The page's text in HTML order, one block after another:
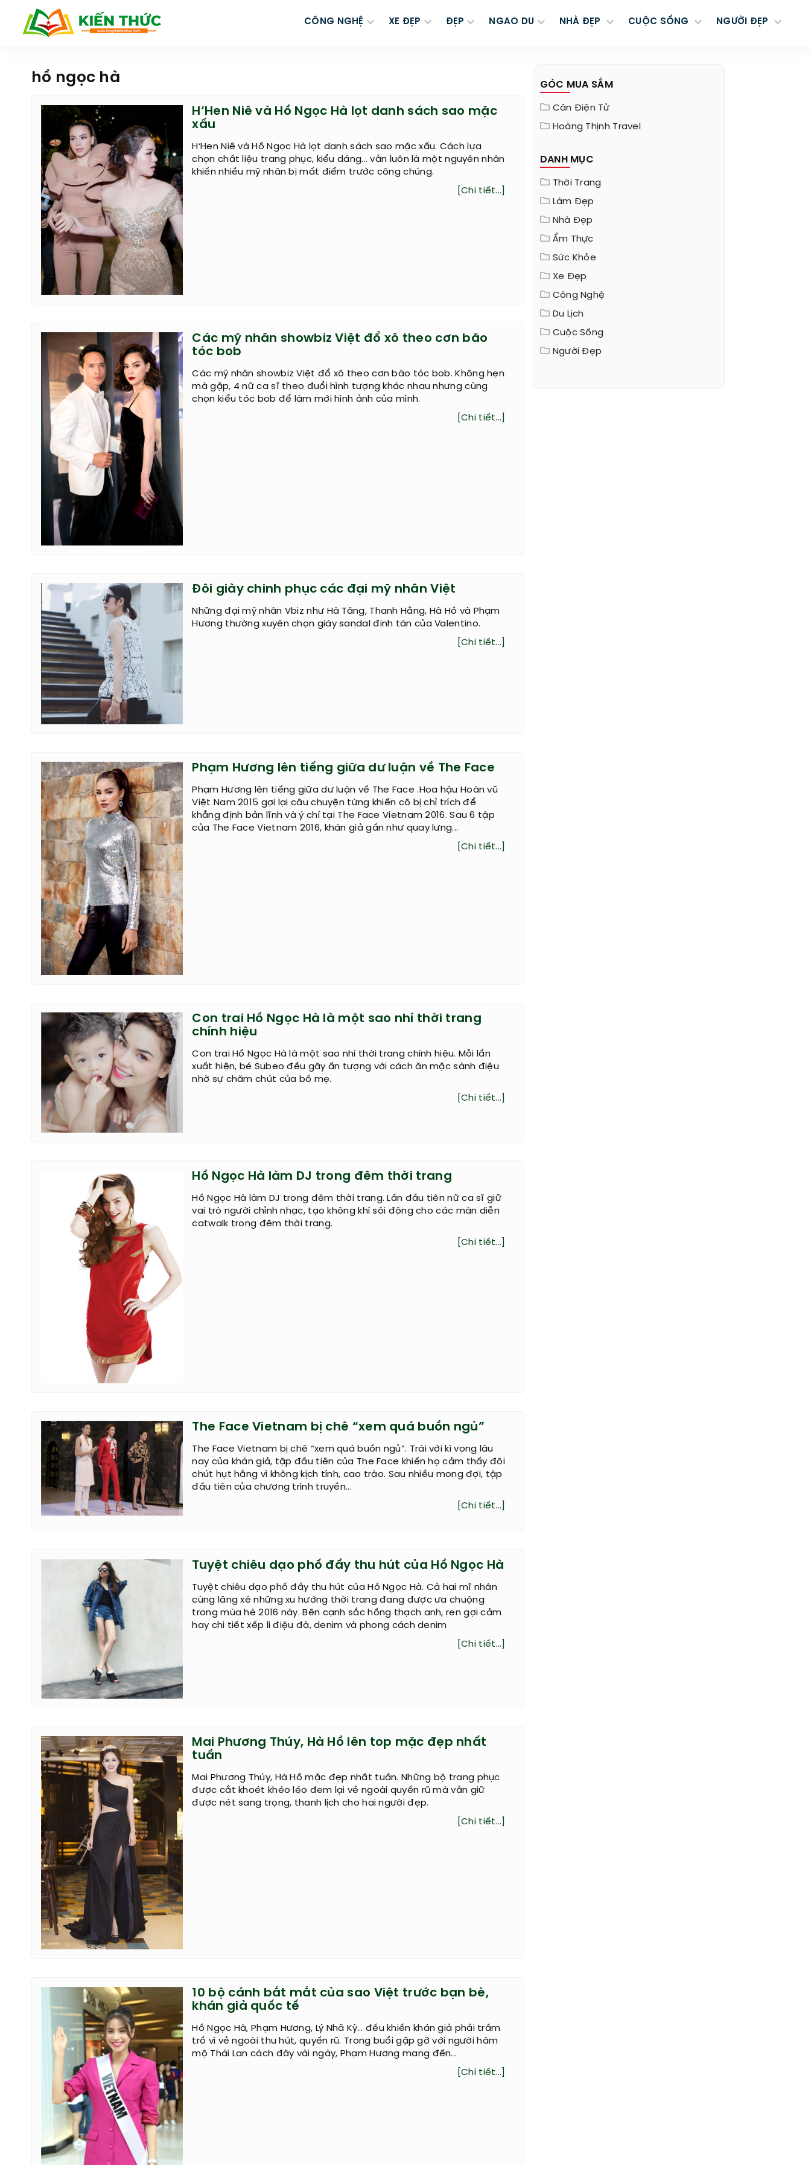
CÔNG NGHỆ XE ĐẸP ĐẸP NGAO DU NHÀ ĐẸP CUỘC SỐNG NGƯỜI ĐẸP
hồ ngọc hà
H‘Hen Niê và Hồ Ngọc Hà lọt danh sách sao mặc
xấu
H‘Hen Niê và Hồ Ngọc Hà lọt danh sách sao mặc xấu. Cách lựa
chọn chất liệu trang phục, kiểu dáng... vẫn luôn là một nguyên nhân
khiến nhiều mỹ nhân bị mất điểm trước công chúng.
[Chi tiết...]
Các mỹ nhân showbiz Việt đổ xô theo cơn bão
tóc bob
Các mỹ nhân showbiz Việt đổ xô theo cơn bão tóc bob. Không hẹn
mà gặp, 4 nữ ca sĩ theo đuổi hình tượng khác nhau nhưng cùng
chọn kiểu tóc bob để làm mới hình ảnh của mình.
[Chi tiết...]
Đôi giày chinh phục các đại mỹ nhân Việt
Những đại mỹ nhân Vbiz như Hà Tăng, Thanh Hằng, Hà Hồ và Phạm
Hương thường xuyên chọn giày sandal đinh tán của Valentino.
[Chi tiết...]
Phạm Hương lên tiếng giữa dư luận về The Face
Phạm Hương lên tiếng giữa dư luận về The Face .Hoa hậu Hoàn vũ
Việt Nam 2015 gợi lại câu chuyện từng khiến cô bị chỉ trích để
khẳng định bản lĩnh và ý chí tại The Face Vietnam 2016. Sau 6 tập
của The Face Vietnam 2016, khán giả gần như quay lưng...
[Chi tiết...]
Con trai Hồ Ngọc Hà là một sao nhí thời trang
chính hiệu
Con trai Hồ Ngọc Hà là một sao nhí thời trang chính hiệu. Mỗi lần
xuất hiện, bé Subeo đều gây ấn tượng với cách ăn mặc sành điệu
nhờ sự chăm chút của bố mẹ.
[Chi tiết...]
Hồ Ngọc Hà làm DJ trong đêm thời trang
Hồ Ngọc Hà làm DJ trong đêm thời trang. Lần đầu tiên nữ ca sĩ giữ
vai trò người chỉnh nhạc, tạo không khí sôi động cho các màn diễn
catwalk trong đêm thời trang.
[Chi tiết...]
The Face Vietnam bị chê “xem quá buồn ngủ”
The Face Vietnam bị chê “xem quá buồn ngủ”. Trái với kì vọng lâu
nay của khán giả, tập đầu tiên của The Face khiến họ cảm thấy đôi
chút hụt hẫng vì không kịch tính, cao trào. Sau nhiều mong đợi, tập
đầu tiên của chương trình truyền...
[Chi tiết...]
Tuyệt chiêu dạo phố đầy thu hút của Hồ Ngọc Hà
Tuyệt chiêu dạo phố đầy thu hút của Hồ Ngọc Hà. Cả hai mĩ nhân
cùng lăng xê những xu hướng thời trang đang được ưa chuộng
trong mùa hè 2016 này. Bên cạnh sắc hồng thạch anh, ren gợi cảm
hay chi tiết xếp li điệu đà, denim và phong cách denim
[Chi tiết...]
Mai Phương Thúy, Hà Hồ lên top mặc đẹp nhất
tuần
Mai Phương Thúy, Hà Hồ mặc đẹp nhất tuần. Những bộ trang phục
được cắt khoét khéo léo đem lại vẻ ngoài quyến rũ mà vẫn giữ
được nét sang trọng, thanh lịch cho hai người đẹp.
[Chi tiết...]
10 bộ cánh bắt mắt của sao Việt trước bạn bè,
khán giả quốc tế
Hồ Ngọc Hà, Phạm Hương, Lý Nhã Kỳ… đều khiến khán giả phải trầm
trồ vì vẻ ngoài thu hút, quyến rũ. Trong buổi gặp gỡ với người hâm
mộ Thái Lan cách đây vài ngày, Phạm Hương mang đến...
[Chi tiết...]
GÓC MUA SẮM
Cân Điện Tử
Hoàng Thịnh Travel
DANH MỤC
Thời Trang
Làm Đẹp
Nhà Đẹp
Ẩm Thực
Sức Khỏe
Xe Đẹp
Công Nghệ
Du Lịch
Cuộc Sống
Người Đẹp